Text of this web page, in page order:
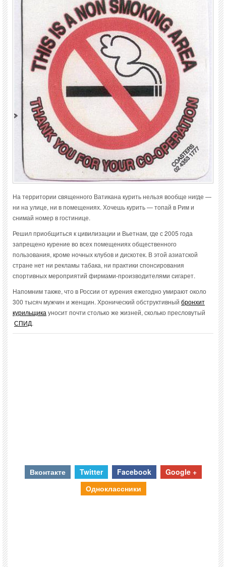
На территории священного Ватикана курить нельзя вообще нигде —
ни на улице, ни в помещениях. Хочешь курить — топай в Рим и
снимай номер в гостинице.
Решил приобщиться к цивилизации и Вьетнам, где с 2005 года
запрещено курение во всех помещениях общественного
пользования, кроме ночных клубов и дискотек. В этой азиатской
стране нет ни рекламы табака, ни практики спонсирования
спортивных мероприятий фирмами-производителями сигарет.
Напомним также, что в России от курения ежегодно умирают около
300 тысяч мужчин и женщин. Хронический обструктивный бронхит
курильщика уносит почти столько же жизней, сколько пресловутый
СПИД.
Вконтакте Twitter Facebook
Google +
Одноклассники